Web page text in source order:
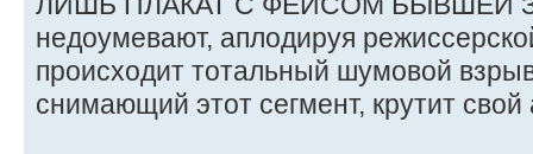
недоумевают, аплодируя
происходит тотальный шумовой
снимающий этот сегмент, крутит свой